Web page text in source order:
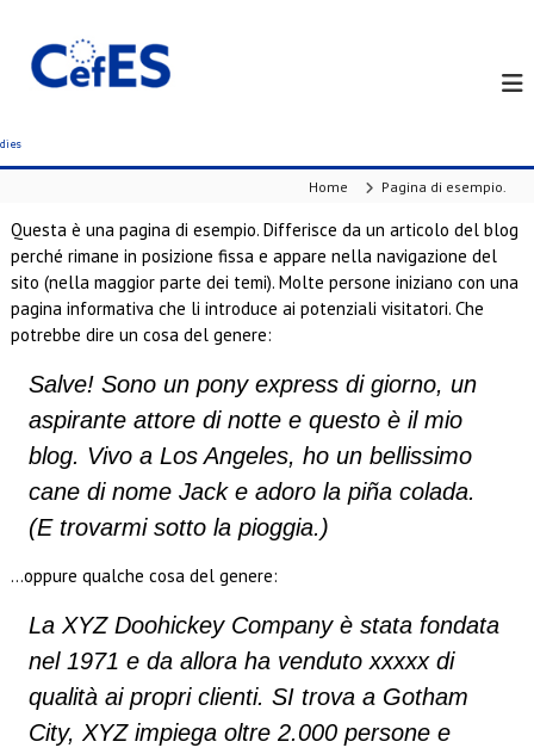
o
c
Home Pagina di esempio.
Questa è una pagina di esempio. Differisce da un articolo del blog
perché rimane in posizione fissa e appare nella navigazione del
sito (nella maggior parte dei temi). Molte persone iniziano con una
pagina informativa che li introduce ai potenziali visitatori. Che
potrebbe dire un cosa del genere:
Salve! Sono un pony express di giorno, un
aspirante attore di notte e questo è il mio
blog. Vivo a Los Angeles, ho un bellissimo
cane di nome Jack e adoro la piña colada.
(E trovarmi sotto la pioggia.)
...oppure qualche cosa del genere:
La XYZ Doohickey Company è stata fondata
nel 1971 e da allora ha venduto xxxxx di
qualità ai propri clienti. SI trova a Gotham
City, XYZ impiega oltre 2.000 persone e